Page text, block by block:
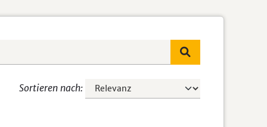
Sortieren nach